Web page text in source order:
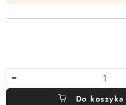
Do koszyka